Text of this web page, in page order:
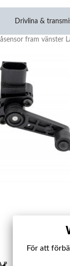
Drivlina &
fram vänster
För att